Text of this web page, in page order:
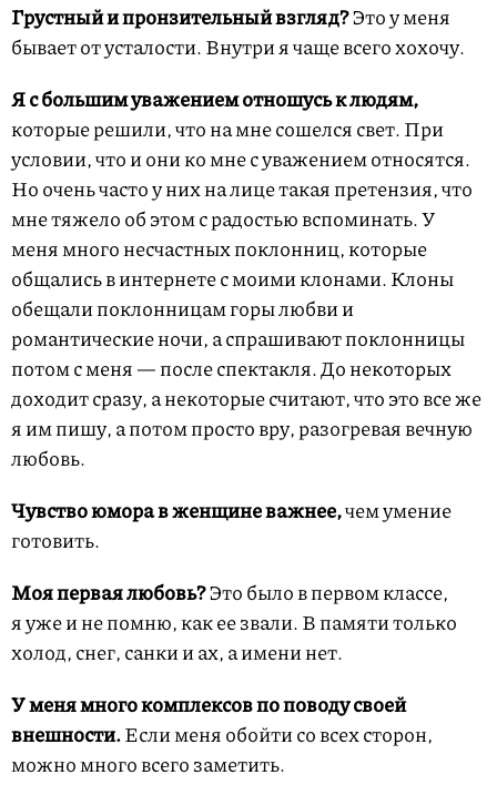
Грустный и пронзительный взгляд?Это у меня
бывает от усталости. Внутри я чаще всего хохочу.
Я с большим уважением отношусь к людям,
которые решили, что на мне сошелся свет. При
условии, что и они ко мне с уважением относятся.
Но очень часто у них на лице такая претензия, что
мне тяжело об этом с радостью вспоминать. У
меня много несчастных поклонниц, которые
общались в интернете с моими клонами. Клоны
обещали поклонницам горы любви и
романтические ночи, а спрашивают поклонницы
потом с меня — после спектакля. До некоторых
доходит сразу, а некоторые считают, что это все же
я им пишу, а потом просто вру, разогревая вечную
любовь.
Чувство юмора в женщине важнее,чем умение
готовить.
Моя первая любовь?Это было в первом классе,
я уже и не помню, как ее звали. В памяти только
холод, снег, санки и ах, а имени нет.
У меня много комплексов по поводу своей
внешности.Если меня обойти со всех сторон,
можно много всего заметить.